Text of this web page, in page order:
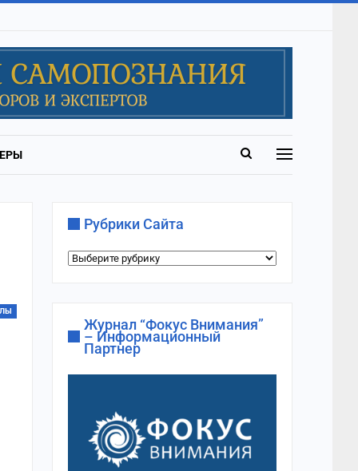
Рубрики Сайта
Рубрики
Журнал “Фокус Внимания”
– Информационный
Партнер